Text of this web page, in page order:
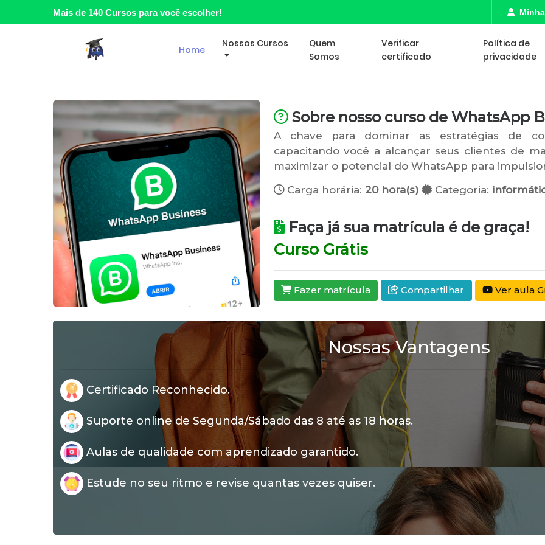
Mais de 140 Cursos para você escolher!
Home
Nossos Cursos
Quem
Somos
Verificar
certificado
Política de
privacidade
Sobre nosso curso de WhatsApp
A chave para dominar as estratégias de
capacitando você a alcançar seus clientes de
maximizar o potencial do WhatsApp para
Carga horária: 20 hora(s) Categoria:
Faça já sua matrícula é de graça!
Curso Grátis
Fazer matrícula Compartilhar Ver aula
Nossas Vantagens
Certificado Reconhecido.
Suporte online de Segunda/Sábado das 8 até as 18 horas.
Aulas de qualidade com aprendizado garantido.
Estude no seu ritmo e revise quantas vezes quiser.